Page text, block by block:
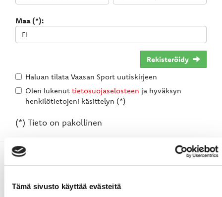
Tämä sivusto käyttää evästeitä
Maa (*):
Rekisteröidy
Haluan tilata Vaasan Sport uutiskirjeen
Olen lukenut tietosuojaselosteen ja hyväksyn
henkilötietojeni käsittelyn (*)
(*) Tieto on pakollinen